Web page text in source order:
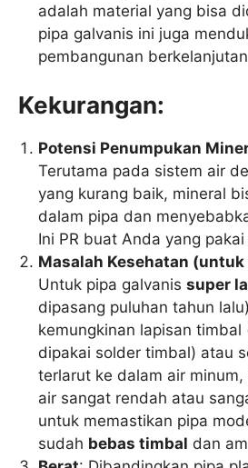
adalah material yang bisa
pipa galvanis ini juga
pembangunan
Kekurangan:
Potensi Penumpukan
Terutama pada sistem air
yang kurang baik, mineral
dalam pipa dan
Ini PR buat Anda yang
Masalah Kesehatan
Untuk pipa galvanissuper
dipasang puluhan tahun
kemungkinan lapisan timbal
dipakai solder timbal) atau
terlarut ke dalam air
air sangat rendah atau
untuk memastikan pipa
sudah bebas timbal dan